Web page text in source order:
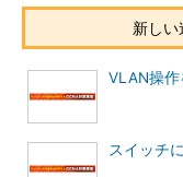
新し
VLAN操
スイッチ